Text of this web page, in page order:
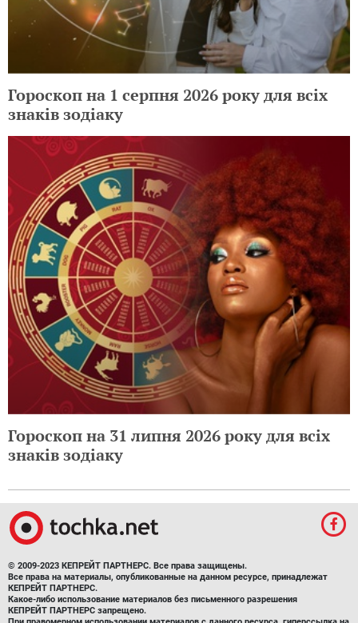
Гороскоп на 1 серпня 2026 року для всіх
знаків зодіаку
Гороскоп на 31 липня 2026 року для всіх
знаків зодіаку
© 2009-2023 КЕПРЕЙТ ПАРТНЕРС. Все права защищены.
Все права на материалы, опубликованные на данном ресурсе, принадлежат
КЕПРЕЙТ ПАРТНЕРС.
Какое-либо использование материалов без письменного разрешения
КЕПРЕЙТ ПАРТНЕРС запрещено.